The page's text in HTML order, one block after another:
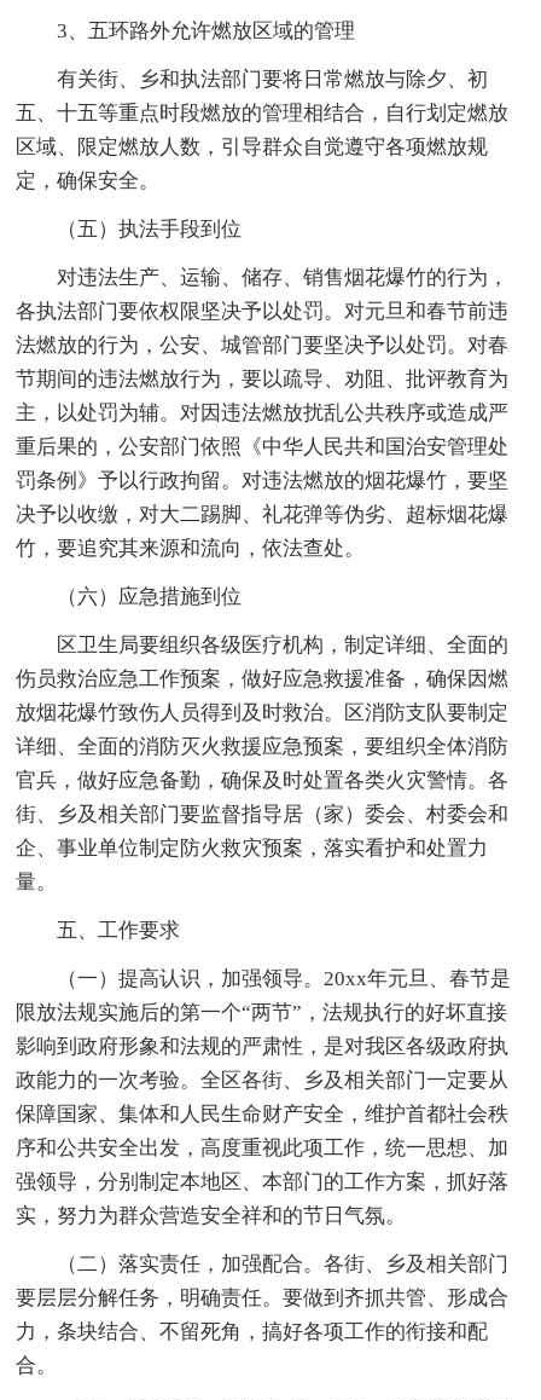
3、五环路外允许燃放区域的管理
有关街、乡和执法部门要将日常燃放与除夕、初
五、十五等重点时段燃放的管理相结合，自行划定燃放
区域、限定燃放人数，引导群众自觉遵守各项燃放规
定，确保安全。
（五）执法手段到位
对违法生产、运输、储存、销售烟花爆竹的行为，
各执法部门要依权限坚决予以处罚。对元旦和春节前违
法燃放的行为，公安、城管部门要坚决予以处罚。对春
节期间的违法燃放行为，要以疏导、劝阻、批评教育为
主，以处罚为辅。对因违法燃放扰乱公共秩序或造成严
重后果的，公安部门依照《中华人民共和国治安管理处
罚条例》予以行政拘留。对违法燃放的烟花爆竹，要坚
决予以收缴，对大二踢脚、礼花弹等伪劣、超标烟花爆
竹，要追究其来源和流向，依法查处。
（六）应急措施到位
区卫生局要组织各级医疗机构，制定详细、全面的
伤员救治应急工作预案，做好应急救援准备，确保因燃
放烟花爆竹致伤人员得到及时救治。区消防支队要制定
详细、全面的消防灭火救援应急预案，要组织全体消防
官兵，做好应急备勤，确保及时处置各类火灾警情。各
街、乡及相关部门要监督指导居（家）委会、村委会和
企、事业单位制定防火救灾预案，落实看护和处置力
量。
五、工作要求
（一）提高认识，加强领导。20xx年元旦、春节是
限放法规实施后的第一个“两节”，法规执行的好坏直接
影响到政府形象和法规的严肃性，是对我区各级政府执
政能力的一次考验。全区各街、乡及相关部门一定要从
保障国家、集体和人民生命财产安全，维护首都社会秩
序和公共安全出发，高度重视此项工作，统一思想、加
强领导，分别制定本地区、本部门的工作方案，抓好落
实，努力为群众营造安全祥和的节日气氛。
（二）落实责任，加强配合。各街、乡及相关部门
要层层分解任务，明确责任。要做到齐抓共管、形成合
力，条块结合、不留死角，搞好各项工作的衔接和配
合。